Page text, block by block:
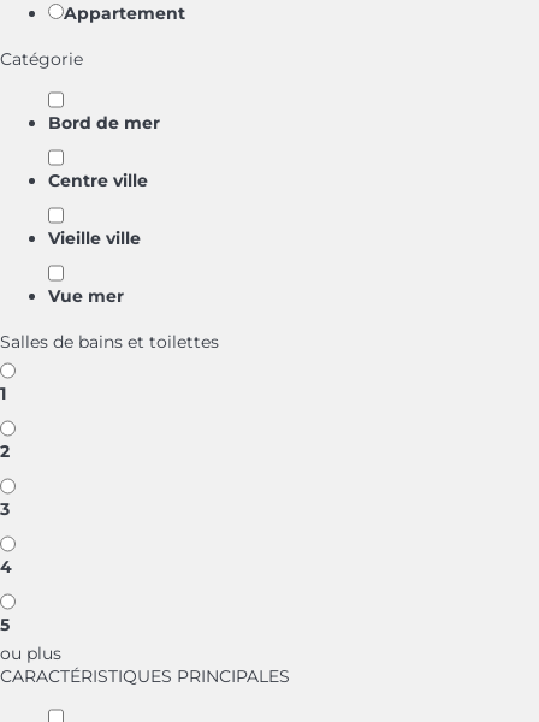
Appartement
Catégorie
Bord de mer
Centre ville
Vieille ville
Vue mer
Salles de bains et toilettes
1
2
3
4
5
ou plus
CARACTÉRISTIQUES PRINCIPALES